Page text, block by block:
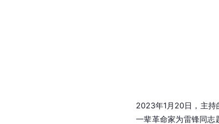
2023年1月20日，主持
一辈革命家为雷锋同志